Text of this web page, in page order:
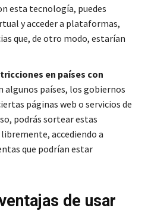
esta tecnología, puedes
y acceder a plataformas,
que, de otro modo, estarían
en países con
algunos países, los gobiernos
páginas web o servicios de
podrás sortear estas
accediendo a
que podrían estar
de usar